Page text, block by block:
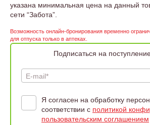
указана минимальная цена на данный
сети “Забота”.
Возможность онлайн-бронирования временно
для отпуска только в аптеках.
Подписаться на
E-mail*
Я согласен на обработку
соответствии с политикой
пользовательским соглашением